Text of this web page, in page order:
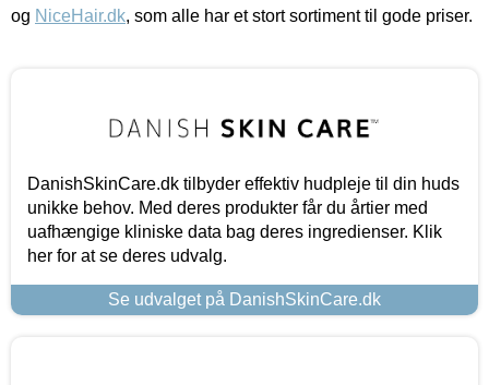
og NiceHair.dk, som alle har et stort sortiment til gode priser.
DanishSkinCare.dk tilbyder effektiv hudpleje til din huds
unikke behov. Med deres produkter får du årtier med
uafhængige kliniske data bag deres ingredienser. Klik
her for at se deres udvalg.
Se udvalget på DanishSkinCare.dk